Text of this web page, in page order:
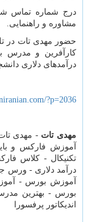
درج شماره تماس
مشاوره و راهنمایی.
حضور مهدی تات در
کارآفرین و مدرس
درآمدهای دلاری
?p=2036
مهدی تات - مهدی
آموزش فارکس و
تکنیکال - کلاس
درآمد دلاری - ورس
آموزش بورس -
بورس - بهترین
اندیکاتور پرفسورا